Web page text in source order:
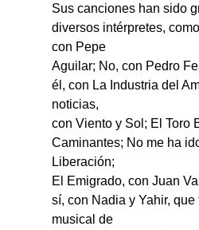
Sus canciones han sido
diversos intérpretes,
con Pepe
Aguilar; No, con Pedro
él, con La Industria del
noticias,
con Viento y Sol; El Toro
Caminantes; No me ha
Liberación;
El Emigrado, con Juan
sí, con Nadia y Yahir, que
musical de